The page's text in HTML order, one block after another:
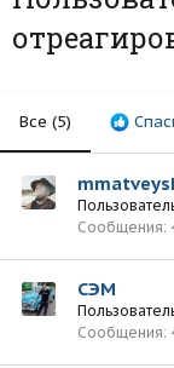
Все (5)
Сообщения
СЭМ
Сообщения